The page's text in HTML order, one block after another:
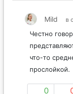
Mild в
Честно
что-то
прослойкой.
0